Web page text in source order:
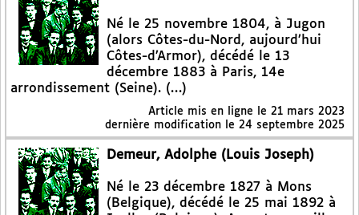
Né le 25 novembre 1804, à Jugon
(alors Côtes-du-Nord, aujourd’hui
Côtes-d’Armor), décédé le 13
décembre 1883 à Paris, 14e
arrondissement (Seine). (…)
Article mis en ligne le 21 mars 2023
dernière modification le 24 septembre 2025
Demeur, Adolphe (Louis Joseph)
Né le 23 décembre 1827 à Mons
(Belgique), décédé le 25 mai 1892 à